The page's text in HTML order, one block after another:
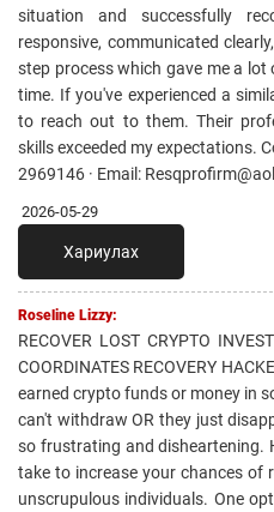
situation and successfully
responsive, communicated
step process which gave me a
time. If you've experienced a
to reach out to them. Their
skills exceeded my expectations.
2969146 · Email:
2026-05-29
Хариулах
Roseline Lizzy:
RECOVER LOST CRYPTO
COORDINATES RECOVERY
earned crypto funds or money in
can't withdraw OR they just
so frustrating and disheartening.
take to increase your chances of
unscrupulous individuals. One